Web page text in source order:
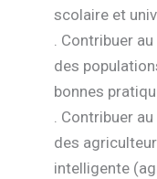
scolaire et
. Contribuer
des
bonnes
. Contribuer
des
intelligente